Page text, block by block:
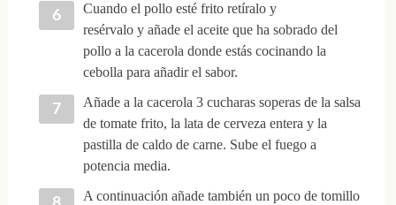
Cuando el pollo esté frito retíralo y
resérvalo y añade el aceite que ha sobrado del
pollo a la cacerola donde estás cocinando la
cebolla para añadir el sabor.
Añade a la cacerola 3 cucharas soperas de la salsa
de tomate frito, la lata de cerveza entera y la
pastilla de caldo de carne. Sube el fuego a
potencia media.
A continuación añade también un poco de tomillo